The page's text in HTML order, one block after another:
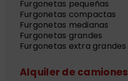
Furgonetas pequeñas
Furgonetas compactas
Furgonetas medianas
Furgonetas grandes
Furgonetas extra grandes
Alquiler de camiones